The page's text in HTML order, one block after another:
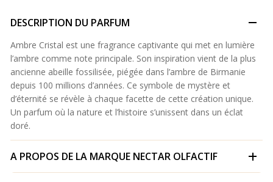
DESCRIPTION DU PARFUM
Ambre Cristal est une fragrance captivante qui met en lumière
l’ambre comme note principale. Son inspiration vient de la plus
ancienne abeille fossilisée, piégée dans l’ambre de Birmanie
depuis 100 millions d’années. Ce symbole de mystère et
d’éternité se révèle à chaque facette de cette création unique.
Un parfum où la nature et l’histoire s’unissent dans un éclat
doré.
A PROPOS DE LA MARQUE NECTAR OLFACTIF